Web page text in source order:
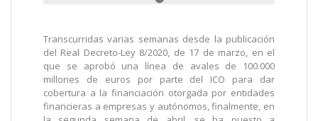
Transcurridas varias semanas desde la publicación
del Real Decreto-Ley 8/2020, de 17 de marzo, en el
que se aprobó una línea de avales de 100.000
millones de euros por parte del ICO para dar
cobertura a la financiación otorgada por entidades
financieras a empresas y autónomos, finalmente, en